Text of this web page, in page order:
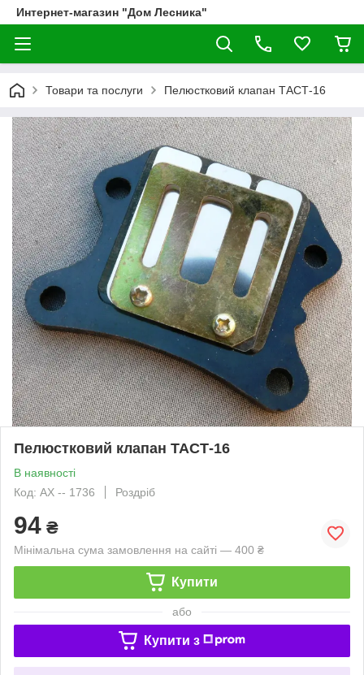
Интернет-магазин "Дом Лесника"
Товари та послуги Пелюстковий клапан ТАСТ-16
Пелюстковий клапан ТАСТ-16
В наявності
Код: АХ -- 1736
Роздріб
94 ₴
Мінімальна сума замовлення на сайті — 400 ₴
Купити
або
Купити з